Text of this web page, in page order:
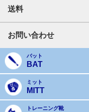
送料
お問い合わせ
バット
BAT
ミット
MITT
トレーニング靴